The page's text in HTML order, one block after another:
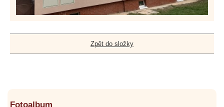
Zpět do složky
Fotoalbum